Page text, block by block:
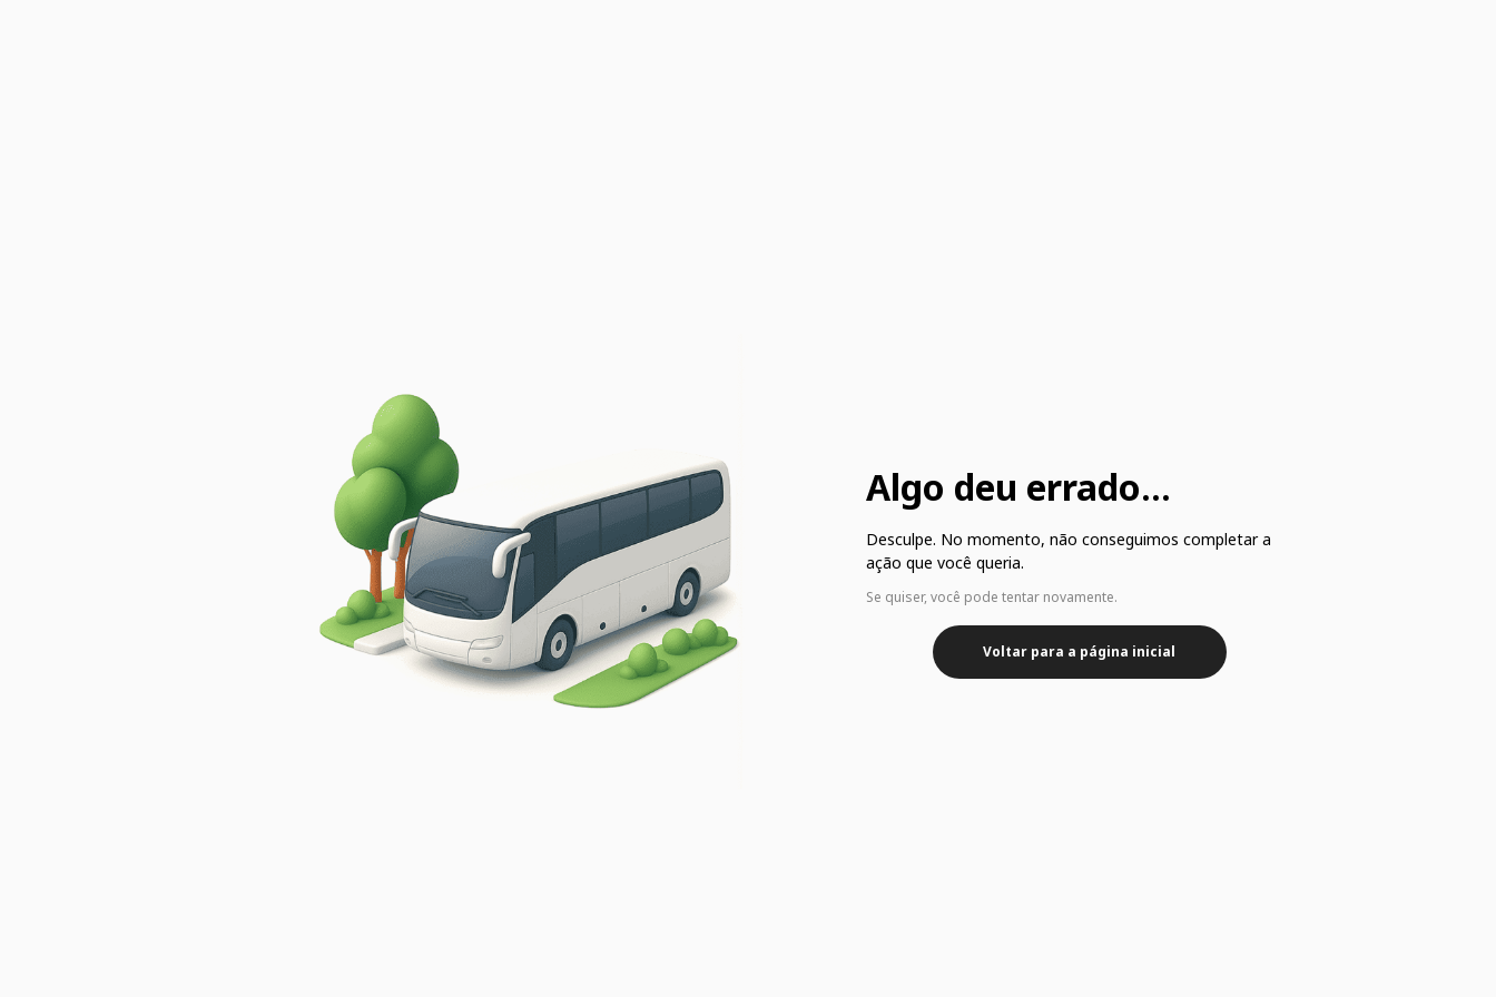
Algo deu errado...
Desculpe. No momento, não conseguimos completar a
ação que você queria.
Se quiser, você pode tentar novamente.
Voltar para a página inicial